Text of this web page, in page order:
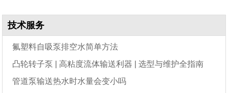
技术服务
氟塑料自吸泵排空水简单方法
凸轮转子泵 | 高粘度流体输送利器 | 选型与维护全指南
管道泵输送热水时水量会变小吗